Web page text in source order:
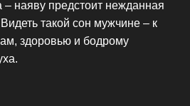
наяву предстоит нежданная
такой сон мужчине – к
здоровью и бодрому